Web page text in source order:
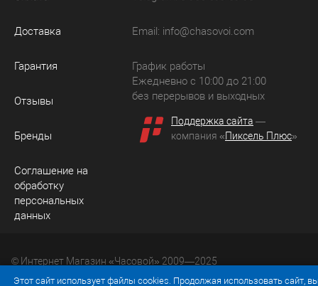
Доставка
Гарантия
Отзывы
Бренды
Соглашение на
обработку
персональных
данных
Email: info@chasovoi.com
График работы
Ежедневно с 10:00 до 21:00
без перерывов и выходных
Поддержка сайта —
компания «Пиксель Плюс»
© Интернет Магазин «Часовой» 2009—2025
Юридический адрес: 214036 Россия, г. Смоленск, ул.
Этот сайт использует файлы cookies. Продолжая использовать сайт,